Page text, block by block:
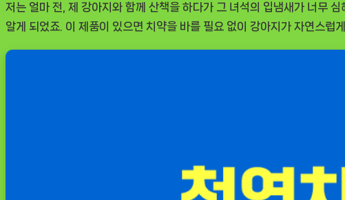
저는 얼마 전, 제 강아지와 함께 산책을 하다가 그 녀석의 입냄새가 너무
알게 되었죠. 이 제품이 있으면 치약을 바를 필요 없이 강아지가 자연스럽